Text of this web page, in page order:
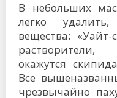
В небольших
легко
вещества:
окажутся
Все
чрезвычайно